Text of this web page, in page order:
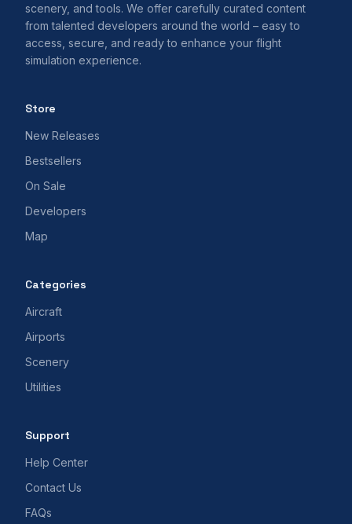
scenery, and tools. We offer carefully curated content
from talented developers around the world – easy to
access, secure, and ready to enhance your flight
simulation experience.
Store
New Releases
Bestsellers
On Sale
Developers
Map
Categories
Aircraft
Airports
Scenery
Utilities
Support
Help Center
Contact Us
FAQs